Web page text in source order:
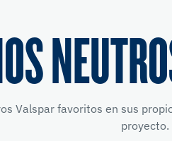
Valspar favoritos en sus
proyecto.